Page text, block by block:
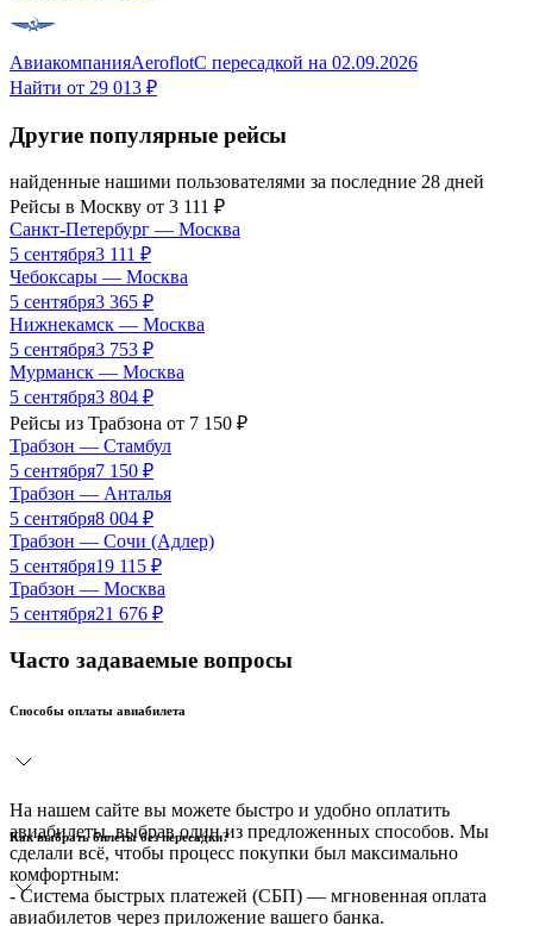
АвиакомпанияAeroflotС пересадкой на 02.09.2026
Найти от 29 013 ₽
Другие популярные рейсы
найденные нашими пользователями за последние 28 дней
Рейсы в Москву от 3 111 ₽
Санкт-Петербург — Москва
5 сентября3 111 ₽
Чебоксары — Москва
5 сентября3 365 ₽
Нижнекамск — Москва
5 сентября3 753 ₽
Мурманск — Москва
5 сентября3 804 ₽
Рейсы из Трабзона от 7 150 ₽
Трабзон — Стамбул
5 сентября7 150 ₽
Трабзон — Анталья
5 сентября8 004 ₽
Трабзон — Сочи (Адлер)
5 сентября19 115 ₽
Трабзон — Москва
5 сентября21 676 ₽
Часто задаваемые вопросы
Способы оплаты авиабилета
На нашем сайте вы можете быстро и удобно оплатить
авиабилеты, выбрав один из предложенных способов. Мы
сделали всё, чтобы процесс покупки был максимально
комфортным:
- Система быстрых платежей (СБП) — мгновенная оплата
авиабилетов через приложение вашего банка.
Как выбрать билеты без пересадки?